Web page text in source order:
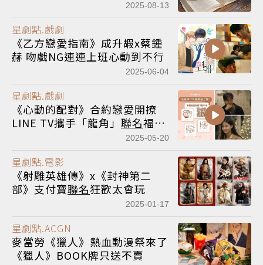
2025-08-13
星劇點.戲劇
《乙方戀愛指南》成升嘏x蔡鍾
赫 吻戲NG連連上班心動到不行
2025-06-04
星劇點.戲劇
《心動的配對》合約戀愛開撩
LINE TV攜手「龍角」 聯名福利
2025-05-20
星劇點.電影
《射雕英雄傳》x《封神第二
部》支付寶聯名狂歡太會玩
2025-01-17
星劇點.ACGN
麥當勞《獵人》熱血動漫祭來了
《獵人》BOOK牌只送不賣